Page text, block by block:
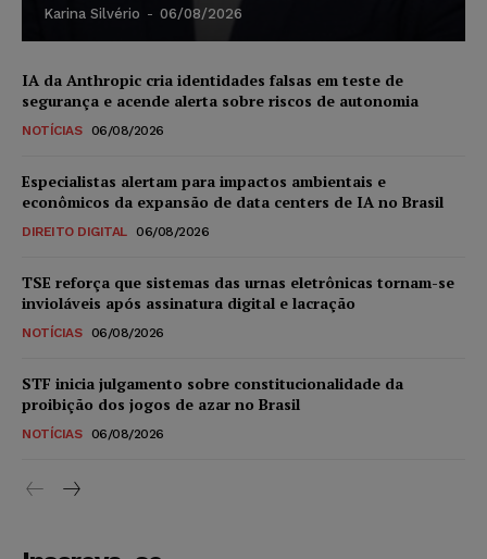
Karina Silvério - 06/08/2026
IA da Anthropic cria identidades falsas em teste de
segurança e acende alerta sobre riscos de autonomia
NOTÍCIAS 06/08/2026
Especialistas alertam para impactos ambientais e
econômicos da expansão de data centers de IA no Brasil
DIREITO DIGITAL 06/08/2026
TSE reforça que sistemas das urnas eletrônicas tornam-se
invioláveis após assinatura digital e lacração
NOTÍCIAS 06/08/2026
STF inicia julgamento sobre constitucionalidade da
proibição dos jogos de azar no Brasil
NOTÍCIAS 06/08/2026